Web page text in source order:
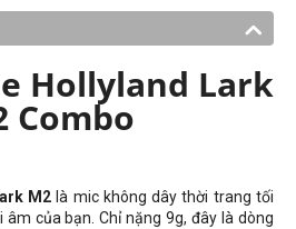
Hollyland Lark
Combo
M2là mic không dây thời trang tối
của bạn. Chỉ nặng 9g, đây là dòng